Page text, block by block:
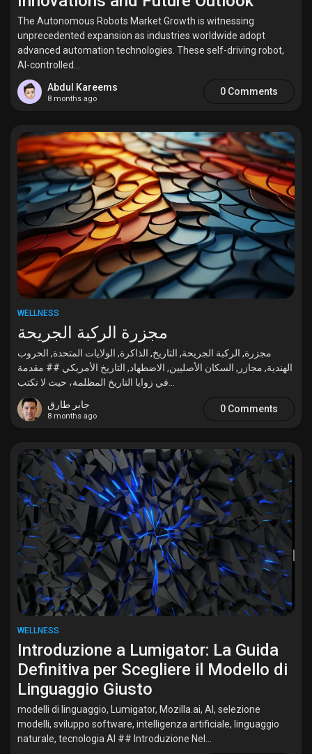
Forums
Movies
Developers
The Autonomous Robots Market Growth is witnessing
unprecedented expansion as industries worldwide adopt
advanced automation technologies. These self-driving robot,
AI-controlled...
Abdul Kareems
8 months ago
0 Comments
WELLNESS
مجزرة الركبة الجريحة
مجزرة, الركبة الجريحة, التاريخ, الذاكرة, الولايات المتحدة, الحروب
الهندية, مجازر, السكان الأصليين, الاضطهاد, التاريخ الأمريكي ## مقدمة
جابر طارق
8 months ago
0 Comments
WELLNESS
Introduzione a Lumigator: La Guida
Definitiva per Scegliere il Modello di
Linguaggio Giusto
modelli di linguaggio, Lumigator, Mozilla.ai, AI, selezione
modelli, sviluppo software, intelligenza artificiale, linguaggio
naturale, tecnologia AI ## Introduzione Nel...